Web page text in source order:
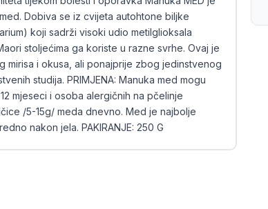
Dobiva se iz cvijeta autohtone biljke
koji sadrži visoki udio metilglioksala
stoljećima ga koriste u razne svrhe. Ovaj je
mirisa i okusa, ali ponajprije zbog jedinstvenog
studija. PRIMJENA: Manuka med mogu
mjeseci i osoba alergičnih na pčelinje
/5-15g/ meda dnevno. Med je najbolje
nakon jela. PAKIRANJE: 250 G